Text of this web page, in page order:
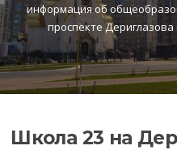
информация об
проспекте
Школа 23 на